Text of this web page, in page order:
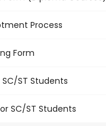
Process
Form
ST Students
SC/ST Students